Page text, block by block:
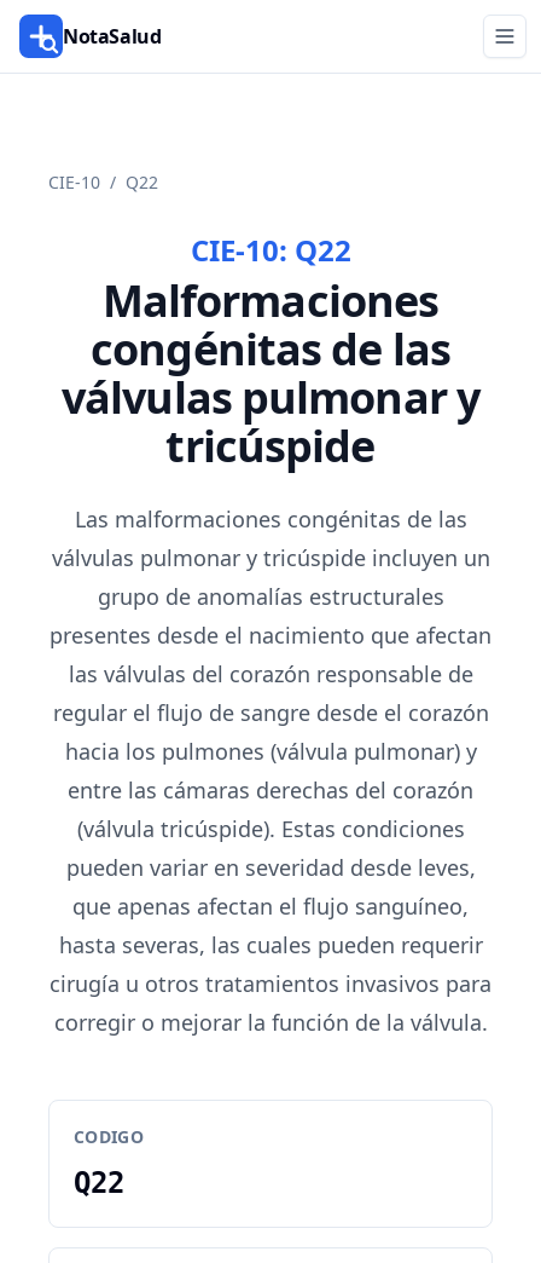
NotaSalud
CIE-10 / Q22
CIE-10: Q22
Malformaciones
congénitas de las
válvulas pulmonar y
tricúspide
Las malformaciones congénitas de las
válvulas pulmonar y tricúspide incluyen un
grupo de anomalías estructurales
presentes desde el nacimiento que afectan
las válvulas del corazón responsable de
regular el flujo de sangre desde el corazón
hacia los pulmones (válvula pulmonar) y
entre las cámaras derechas del corazón
(válvula tricúspide). Estas condiciones
pueden variar en severidad desde leves,
que apenas afectan el flujo sanguíneo,
hasta severas, las cuales pueden requerir
cirugía u otros tratamientos invasivos para
corregir o mejorar la función de la válvula.
CODIGO
Q22